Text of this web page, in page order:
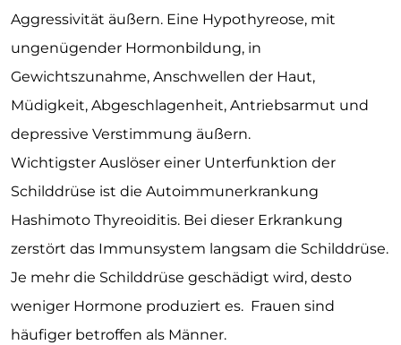
Aggressivität äußern. Eine Hypothyreose, mit
ungenügender Hormonbildung, in
Gewichtszunahme, Anschwellen der Haut,
Müdigkeit, Abgeschlagenheit, Antriebsarmut und
depressive Verstimmung äußern.
Wichtigster Auslöser einer Unterfunktion der
Schilddrüse ist die Autoimmunerkrankung
Hashimoto Thyreoiditis. Bei dieser Erkrankung
zerstört das Immunsystem langsam die Schilddrüse.
Je mehr die Schilddrüse geschädigt wird, desto
weniger Hormone produziert es. Frauen sind
häufiger betroffen als Männer.